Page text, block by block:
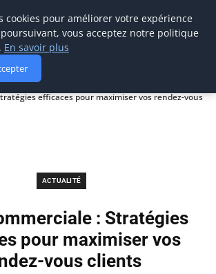
efficaces pour maximiser vos rendez-vous
ACTUALITÉ
: Stratégies
pour maximiser vos
vous clients
cookies pour améliorer votre expérience
vous acceptez notre politique
En savoir plus